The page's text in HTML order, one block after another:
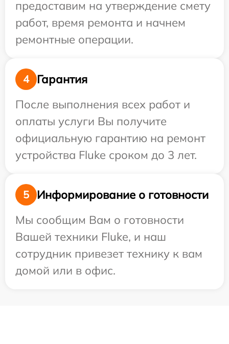
предоставим на утверждение смету
работ, время ремонта и начнем
ремонтные операции.
4
Гарантия
После выполнения всех работ и
оплаты услуги Вы получите
официальную гарантию на ремонт
устройства Fluke сроком до 3 лет.
5
Информирование о готовности
Мы сообщим Вам о готовности
Вашей техники Fluke, и наш
сотрудник привезет технику к вам
домой или в офис.